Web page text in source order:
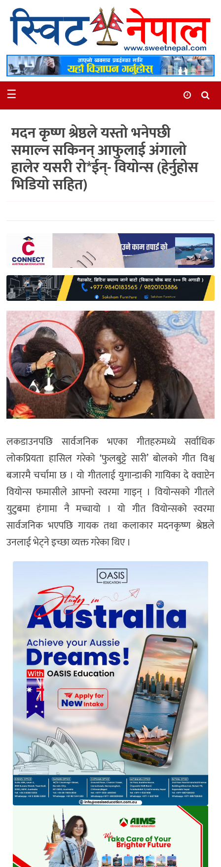
समाचार
स्थानीय
मनोरञ्जन
अन्तर्वार्ता
समाज
रोचक
प्रदेश
English
☰
मदन कृष्ण श्रेष्ठले यस्तो भनेपछी
समाल्न सकिनन् आफुलाई अंगालो
हालेर यसरी रो*ईन्- वियोन्स (हेर्नुहोस
भिडियो सहित)
लकडाउनपछि सार्वजनिक भएका गीतहरुमध्ये सर्वाधिक
लोकप्रियता हासिल गरेको ‘फुलबुट्टे सारी’ बोलको गीत विश्व
बजारमै चर्चामा छ । यो गीतलाई युगान्डाकी गायिका दे क्वाप्टेन
वियोन्स फमासीले आफ्नो स्वरमा गाइन् । वियोन्सको गीतले
युटुबमा हंगामा नै मच्चायो । यो गीत वियोन्सको स्वरमा
सार्वजनिक भएपछि गायक तथा कलाकार मदनकृष्ण श्रेष्ठले
उनलाई भेट्ने इच्छा व्यक्त गरेका थिए ।